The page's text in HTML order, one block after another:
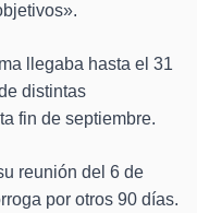
llegaba hasta el 31
distintas
fin de septiembre.
reunión del 6 de
por otros 90 días.